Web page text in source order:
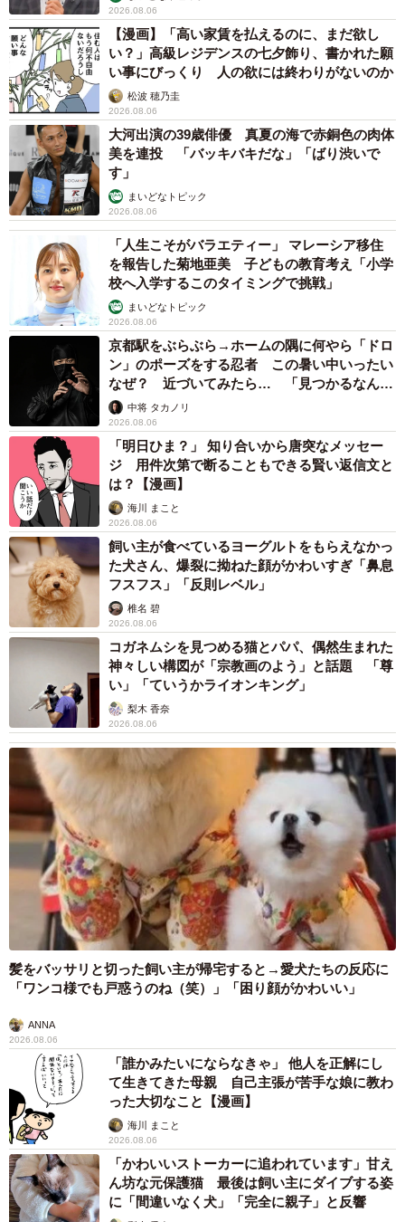
2026.08.06
【漫画】「高い家賃を払えるのに、まだ欲し
い？」高級レジデンスの七夕飾り、書かれた願
い事にびっくり 人の欲には終わりがないのか
松波 穂乃圭
2026.08.06
大河出演の39歳俳優 真夏の海で赤銅色の肉体
美を連投 「バッキバキだな」「ばり渋いで
す」
まいどなトピック
2026.08.06
「人生こそがバラエティー」 マレーシア移住
を報告した菊地亜美 子どもの教育考え「小学
校へ入学するこのタイミングで挑戦」
まいどなトピック
2026.08.06
京都駅をぶらぶら→ホームの隅に何やら「ドロ
ン」のポーズをする忍者 この暑い中いったい
なぜ？ 近づいてみたら… 「見つかるなんて
未熟」中将 タカノリ
2026.08.06
「明日ひま？」 知り合いから唐突なメッセー
ジ 用件次第で断ることもできる賢い返信文と
は？【漫画】
海川 まこと
2026.08.06
飼い主が食べているヨーグルトをもらえなかっ
た犬さん、爆裂に拗ねた顔がかわいすぎ「鼻息
フスフス」「反則レベル」
椎名 碧
2026.08.06
コガネムシを見つめる猫とパパ、偶然生まれた
神々しい構図が「宗教画のよう」と話題 「尊
い」「ていうかライオンキング」
梨木 香奈
2026.08.06
髪をバッサリと切った飼い主が帰宅すると→愛犬たちの反応に
「ワンコ様でも戸惑うのね（笑）」「困り顔がかわいい」
ANNA
2026.08.06
「誰かみたいにならなきゃ」 他人を正解にし
て生きてきた母親 自己主張が苦手な娘に教わ
った大切なこと【漫画】
海川 まこと
2026.08.06
「かわいいストーカーに追われています」甘え
ん坊な元保護猫 最後は飼い主にダイブする姿
に「間違いなく犬」「完全に親子」と反響